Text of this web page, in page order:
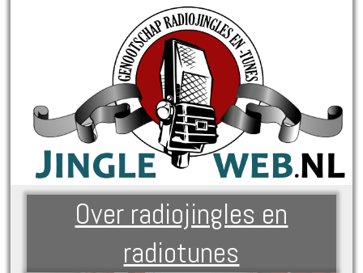
Over radiojingles en
radiotunes